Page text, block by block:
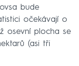
bude
očekávají o
osevní plocha se
(asi tři